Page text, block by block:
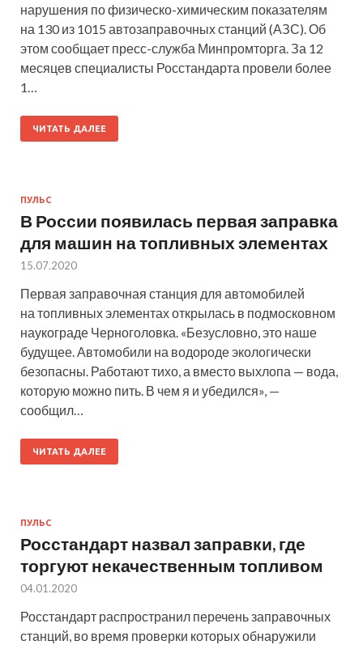
нарушения по физическо-химическим показателям
на 130 из 1015 автозаправочных станций (АЗС). Об
этом сообщает пресс-служба Минпромторга. За 12
месяцев специалисты Росстандарта провели более
1…
ЧИТАТЬ ДАЛЕЕ
ПУЛЬС
В России появилась первая заправка
для машин на топливных элементах
15.07.2020
Первая заправочная станция для автомобилей
на топливных элементах открылась в подмосковном
наукограде Черноголовка. «Безусловно, это наше
будущее. Автомобили на водороде экологически
безопасны. Работают тихо, а вместо выхлопа — вода,
которую можно пить. В чем я и убедился», —
сообщил…
ЧИТАТЬ ДАЛЕЕ
ПУЛЬС
Росстандарт назвал заправки, где
торгуют некачественным топливом
04.01.2020
Росстандарт распространил перечень заправочных
станций, во время проверки которых обнаружили